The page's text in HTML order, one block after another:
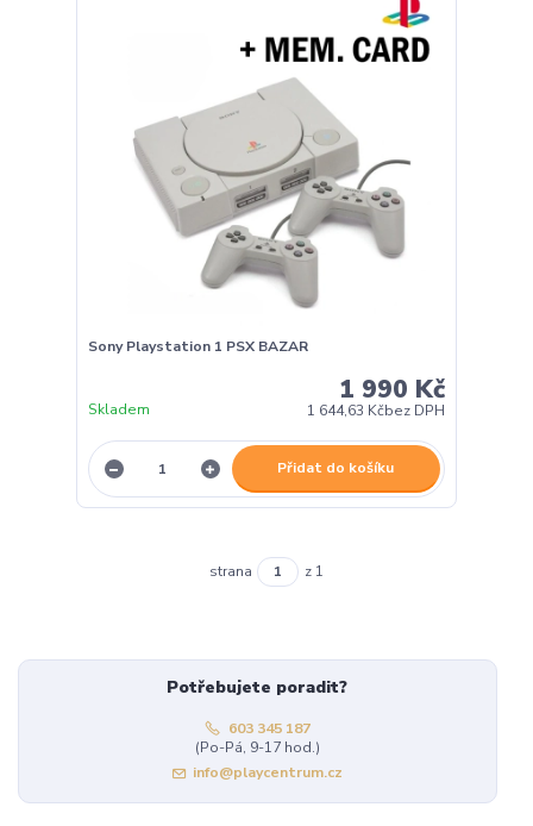
Sony Playstation 1 PSX BAZAR
1 990 Kč
1 644,63 Kčbez DPH
Skladem
Přidat do košíku
strana z 1
Potřebujete poradit?
603 345 187
(Po-Pá, 9-17 hod.)
info@playcentrum.cz